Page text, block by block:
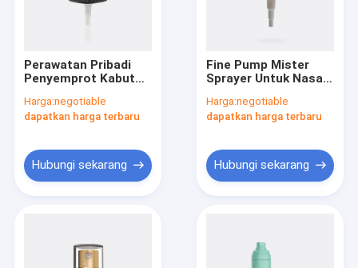
Perawatan Pribadi
Penyemprot Kabut
T Dosis JY601-08C
28/400 Bergaris
Harga:negotiable
dapatkan harga terbaru
Hubungi sekarang
Fine Pump Mister
Sprayer Untuk Nasal
Harga:negotiable
dapatkan harga terbaru
Hubungi sekarang